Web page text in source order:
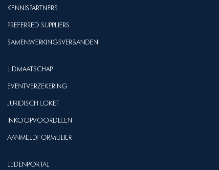
KENNISPARTNERS
PREFERRED SUPPLIERS
SAMENWERKINGSVERBANDEN
LIDMAATSCHAP
EVENTVERZEKERING
JURIDISCH LOKET
INKOOPVOORDELEN
AANMELDFORMULIER
LEDENPORTAL